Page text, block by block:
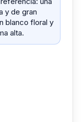
y de gran
blanco floral y
alta.